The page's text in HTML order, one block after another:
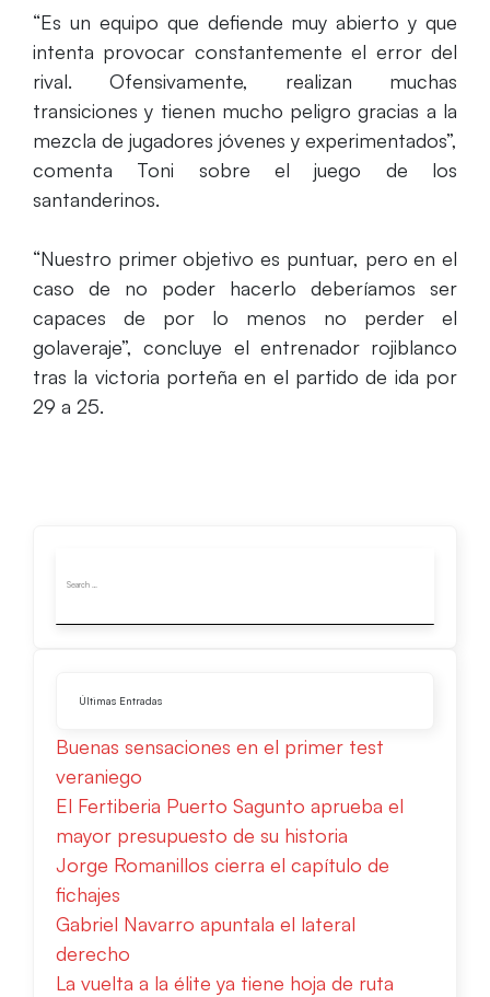
“Es un equipo que defiende muy abierto y que
intenta provocar constantemente el error del
rival. Ofensivamente, realizan muchas
transiciones y tienen mucho peligro gracias a la
mezcla de jugadores jóvenes y experimentados”,
comenta Toni sobre el juego de los
santanderinos.
“Nuestro primer objetivo es puntuar, pero en el
caso de no poder hacerlo deberíamos ser
capaces de por lo menos no perder el
golaveraje”, concluye el entrenador rojiblanco
tras la victoria porteña en el partido de ida por
29 a 25.
Últimas Entradas
Buenas sensaciones en el primer test
veraniego
El Fertiberia Puerto Sagunto aprueba el
mayor presupuesto de su historia
Jorge Romanillos cierra el capítulo de
fichajes
Gabriel Navarro apuntala el lateral
derecho
La vuelta a la élite ya tiene hoja de ruta